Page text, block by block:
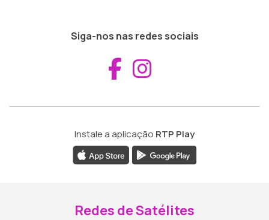
Siga-nos nas redes sociais
Aceder ao
Instale a aplicação RTP Play
Redes de Satélites